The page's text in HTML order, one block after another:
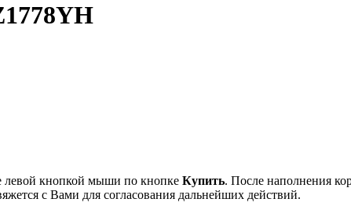
левой кнопкой мыши по кнопке Купить. После наполнения
с Вами для согласования дальнейших действий.